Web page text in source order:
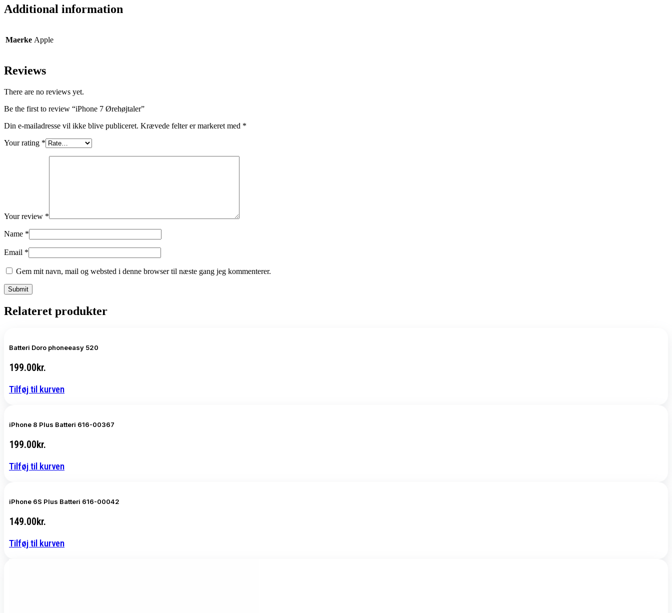
Additional information
Maerke Apple
Reviews
There are no reviews yet.
Be the first to review “iPhone 7 Ørehøjtaler”
Din e-mailadresse vil ikke blive publiceret. Krævede felter er markeret med *
Your rating *
Your review *
Name *
Email *
Gem mit navn, mail og websted i denne browser til næste gang jeg kommenterer.
Relateret produkter
Batteri Doro phoneeasy 520
199.00kr.
Tilføj til kurven
iPhone 8 Plus Batteri 616-00367
199.00kr.
Tilføj til kurven
iPhone 6S Plus Batteri 616-00042
149.00kr.
Tilføj til kurven